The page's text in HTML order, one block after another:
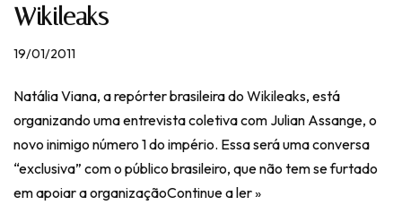
Wikileaks
19/01/2011
Natália Viana, a repórter brasileira do Wikileaks, está
organizando uma entrevista coletiva com Julian Assange, o
novo inimigo número 1 do império. Essa será uma conversa
“exclusiva” com o público brasileiro, que não tem se furtado
em apoiar a organizaçãoContinue a ler »